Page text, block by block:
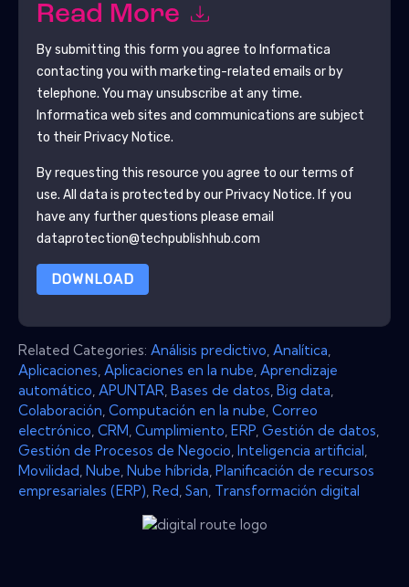
Read More
By submitting this form you agree to Informatica
contacting you with marketing-related emails or by
telephone. You may unsubscribe at any time.
Informatica web sites and communications are subject
to their Privacy Notice.
By requesting this resource you agree to our terms of
use. All data is protected by our Privacy Notice. If you
have any further questions please email
dataprotection@techpublishhub.com
DOWNLOAD
Related Categories: Análisis predictivo Analítica
Aplicaciones Aplicaciones en la nube Aprendizaje
automático APUNTAR Bases de datos Big data
Colaboración Computación en la nube Correo
electrónico CRM Cumplimiento ERP Gestión de datos
Gestión de Procesos de Negocio Inteligencia artificial
Movilidad Nube Nube híbrida Planificación de recursos
empresariales (ERP) Red San Transformación digital